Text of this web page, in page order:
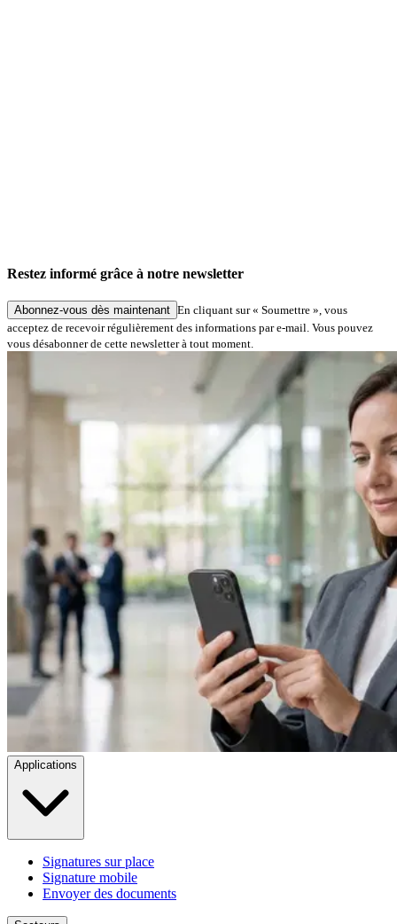
Restez informé grâce à notre newsletter
Abonnez-vous dès maintenant En cliquant sur « Soumettre », vous
acceptez de recevoir régulièrement des informations par e-mail. Vous pouvez
vous désabonner de cette newsletter à tout moment.
Applications
Signatures sur place
Signature mobile
Envoyer des documents